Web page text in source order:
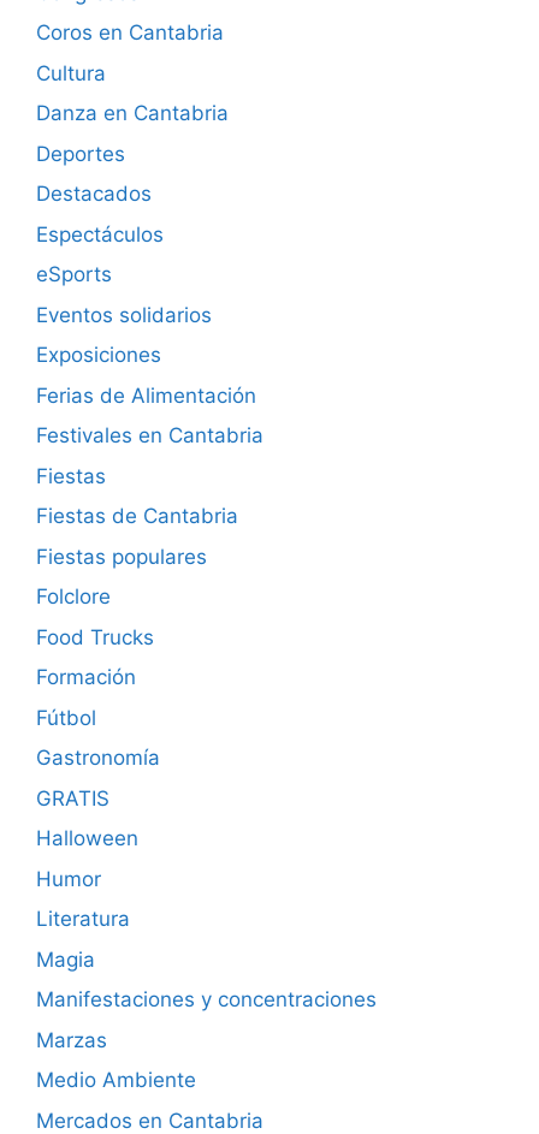
Coros en Cantabria
Cultura
Danza en Cantabria
Deportes
Destacados
Espectáculos
eSports
Eventos solidarios
Exposiciones
Ferias de Alimentación
Festivales en Cantabria
Fiestas
Fiestas de Cantabria
Fiestas populares
Folclore
Food Trucks
Formación
Fútbol
Gastronomía
GRATIS
Halloween
Humor
Literatura
Magia
Manifestaciones y concentraciones
Marzas
Medio Ambiente
Mercados en Cantabria